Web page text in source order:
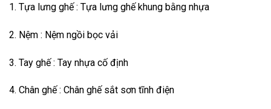
1. Tựa lưng ghế : Tựa lưng ghế khung bằng nhựa
2. Nệm : Nệm ngồi bọc vải
3. Tay ghế : Tay nhựa cố định
4. Chân ghế : Chân ghế sắt sơn tĩnh điện